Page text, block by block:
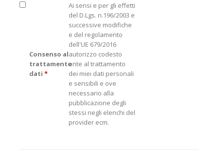
Consenso al
trattamento
dati*
Ai sensi e per gli effetti
del D.Lgs. n.196/2003 e
successive modifiche
e del regolamento
dell'UE 679/2016
autorizzo codesto
ente al trattamento
dei miei dati personali
e sensibili e ove
necessario alla
pubblicazione degli
stessi negli elenchi del
provider ecm.